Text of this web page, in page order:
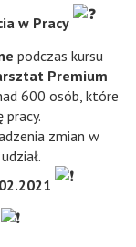
w Pracy
podczas kursu
Premium
600 osób, które
zmian w